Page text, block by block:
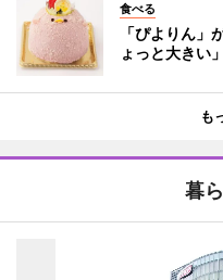
食べる
「ぴよりん
ょっと大きい
も
暮